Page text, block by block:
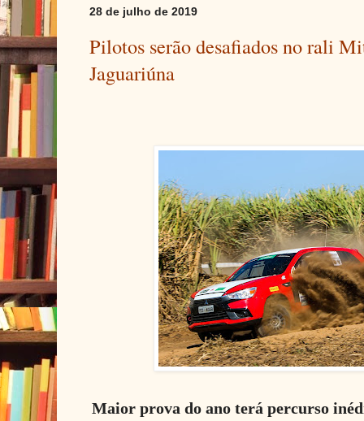
28 de julho de 2019
Pilotos serão desafiados no rali
Jaguariúna
Maior prova do ano terá percurso